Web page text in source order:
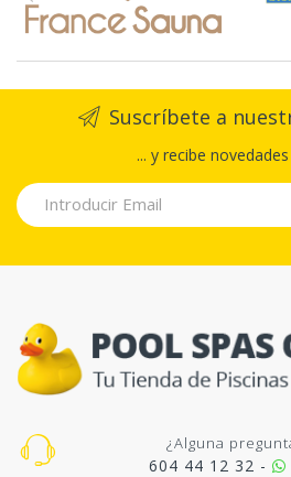
Suscríbete a
... y recibe
¿Alguna
604 44 12 32 -